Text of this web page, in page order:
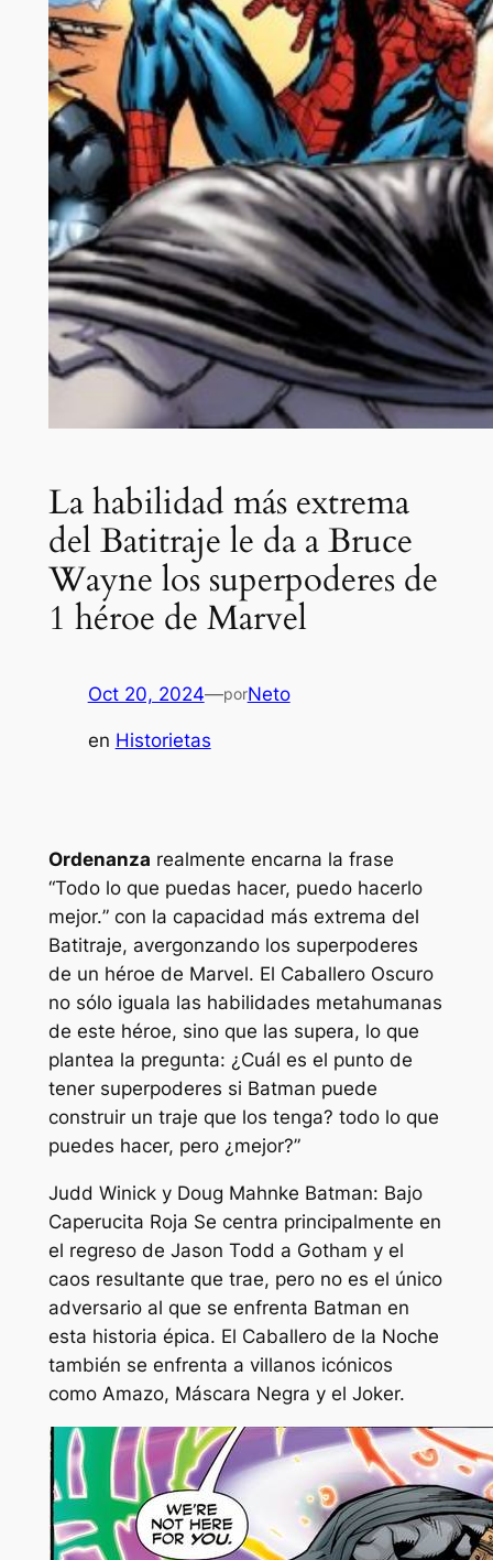
La habilidad más extrema
del Batitraje le da a Bruce
Wayne los superpoderes de
1 héroe de Marvel
Oct 20, 2024—porNeto
en Historietas
Ordenanza realmente encarna la frase
“Todo lo que puedas hacer, puedo hacerlo
mejor.” con la capacidad más extrema del
Batitraje, avergonzando los superpoderes
de un héroe de Marvel. El Caballero Oscuro
no sólo iguala las habilidades metahumanas
de este héroe, sino que las supera, lo que
plantea la pregunta: ¿Cuál es el punto de
tener superpoderes si Batman puede
construir un traje que los tenga? todo lo que
puedes hacer, pero ¿mejor?”
Judd Winick y Doug Mahnke Batman: Bajo
Caperucita Roja Se centra principalmente en
el regreso de Jason Todd a Gotham y el
caos resultante que trae, pero no es el único
adversario al que se enfrenta Batman en
esta historia épica. El Caballero de la Noche
también se enfrenta a villanos icónicos
como Amazo, Máscara Negra y el Joker.